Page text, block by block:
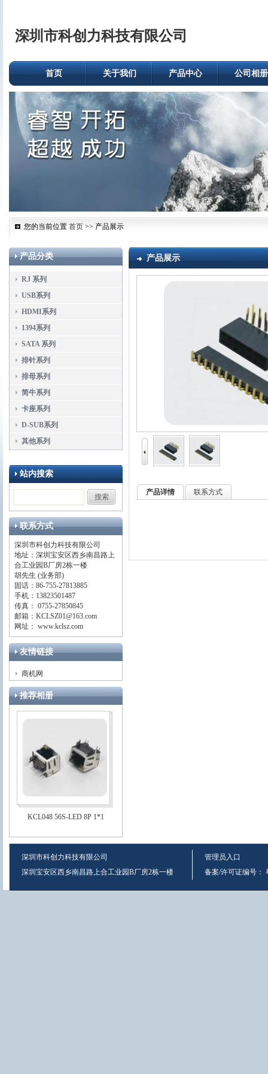
深圳市科创力科技有限公司
首页 关于我们 产品中心 公司相册
您的当前位置 首页 >> 产品展示
产品分类
RJ 系列
USB系列
HDMI系列
1394系列
SATA 系列
排针系列
排母系列
简牛系列
卡座系列
D-SUB系列
其他系列
站内搜索
联系方式
深圳市科创力科技有限公司
地址：深圳宝安区西乡南昌路上
合工业园B厂房2栋一楼
胡先生 (业务部)
固话：86-755-27813885
手机：13823501487
传真： 0755-27850845
邮箱：KCLSZ01@163.com
网址： www.kclsz.com
友情链接
商机网
推荐相册
KCL048 56S-LED 8P 1*1
产品展示
产品详情 联系方式
深圳市科创力科技有限公司
深圳宝安区西乡南昌路上合工业园B厂房2栋一楼
管理员入口
备案/许可证编号：